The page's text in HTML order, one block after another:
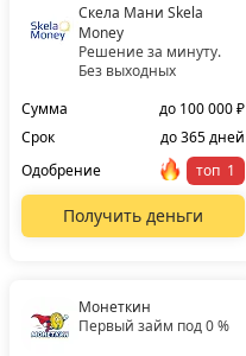
Скела Мани Skela
Money
Решение за минуту.
Без выходных
Сумма
до 100 000 ₽
Срок
до 365 дней
Одобрение
топ
Получить деньги
Монеткин
Первый займ под 0 %